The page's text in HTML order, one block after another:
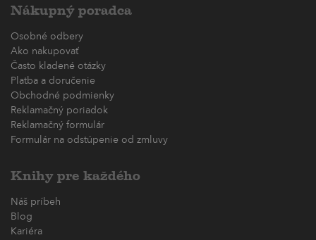
Nákupný poradca
Osobné odbery
Ako nakupovať
Často kladené otázky
Platba a doručenie
Obchodné podmienky
Reklamačný poriadok
Reklamačný formulár
Formulár na odstúpenie od zmluvy
Knihy pre každého
Náš príbeh
Blog
Kariéra